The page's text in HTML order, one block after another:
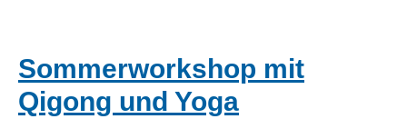
Sommerworkshop mit
Qigong und Yoga